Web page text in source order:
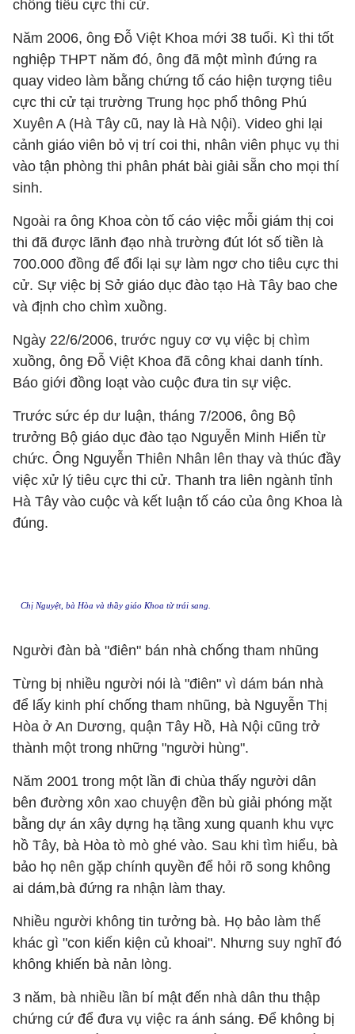
chống tiêu cực thi cử.
Năm 2006, ông Đỗ Việt Khoa mới 38 tuổi. Kì thi tốt
nghiệp THPT năm đó, ông đã một mình đứng ra
quay video làm bằng chứng tố cáo hiện tượng tiêu
cực thi cử tại trường Trung học phổ thông Phú
Xuyên A (Hà Tây cũ, nay là Hà Nội). Video ghi lại
cảnh giáo viên bỏ vị trí coi thi, nhân viên phục vụ thi
vào tận phòng thi phân phát bài giải sẵn cho mọi thí
sinh.
Ngoài ra ông Khoa còn tố cáo việc mỗi giám thị coi
thi đã được lãnh đạo nhà trường đút lót số tiền là
700.000 đồng để đổi lại sự làm ngơ cho tiêu cực thi
cử. Sự việc bị Sở giáo dục đào tạo Hà Tây bao che
và định cho chìm xuồng.
Ngày 22/6/2006, trước nguy cơ vụ việc bị chìm
xuồng, ông Đỗ Việt Khoa đã công khai danh tính.
Báo giới đồng loạt vào cuộc đưa tin sự việc.
Trước sức ép dư luận, tháng 7/2006, ông Bộ
trưởng Bộ giáo dục đào tạo Nguyễn Minh Hiển từ
chức. Ông Nguyễn Thiên Nhân lên thay và thúc đầy
việc xử lý tiêu cực thi cử. Thanh tra liên ngành tỉnh
Hà Tây vào cuộc và kết luận tố cáo của ông Khoa là
đúng.
Chị Nguyệt, bà Hòa và thầy giáo Khoa từ trái sang.
Người đàn bà "điên" bán nhà chống tham nhũng
Từng bị nhiều người nói là "điên" vì dám bán nhà
để lấy kinh phí chống tham nhũng, bà Nguyễn Thị
Hòa ở An Dương, quận Tây Hồ, Hà Nội cũng trở
thành một trong những "người hùng".
Năm 2001 trong một lần đi chùa thấy người dân
bên đường xôn xao chuyện đền bù giải phóng mặt
bằng dự án xây dựng hạ tầng xung quanh khu vực
hồ Tây, bà Hòa tò mò ghé vào. Sau khi tìm hiểu, bà
bảo họ nên gặp chính quyền để hỏi rõ song không
ai dám,bà đứng ra nhận làm thay.
Nhiều người không tin tưởng bà. Họ bảo làm thế
khác gì "con kiến kiện củ khoai". Nhưng suy nghĩ đó
không khiến bà nản lòng.
3 năm, bà nhiều lần bí mật đến nhà dân thu thập
chứng cứ để đưa vụ việc ra ánh sáng. Để không bị